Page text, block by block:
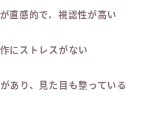
直感的で、視認性が高い
にストレスがない
あり、見た目も整っている